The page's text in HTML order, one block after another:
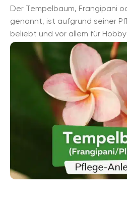
Der Tempelbaum, Frangipani
genannt, ist aufgrund seiner
beliebt und vor allem für
geeignet. Er verzaubert
Terrassen ...